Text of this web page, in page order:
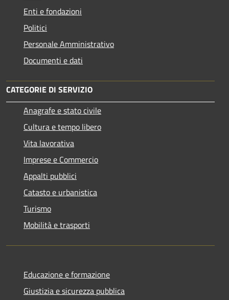
Enti e fondazioni
Politici
Personale Amministrativo
Documenti e dati
CATEGORIE DI SERVIZIO
Anagrafe e stato civile
Cultura e tempo libero
Vita lavorativa
Imprese e Commercio
Appalti pubblici
Catasto e urbanistica
Turismo
Mobilità e trasporti
Educazione e formazione
Giustizia e sicurezza pubblica